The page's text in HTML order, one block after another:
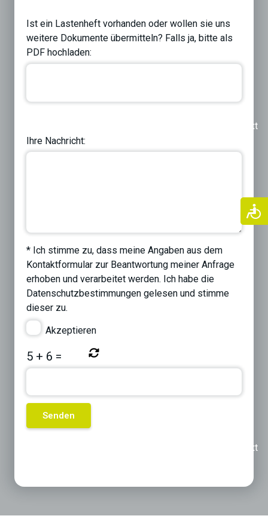
Ist ein Lastenheft vorhanden oder wollen sie uns
weitere Dokumente übermitteln? Falls ja, bitte als
PDF hochladen:
Next
Ihre Nachricht:
* Ich stimme zu, dass meine Angaben aus dem
Kontaktformular zur Beantwortung meiner Anfrage
erhoben und verarbeitet werden. Ich habe die
Datenschutzbestimmungen gelesen und stimme
dieser zu.
Akzeptieren
5 + 6 =
Next